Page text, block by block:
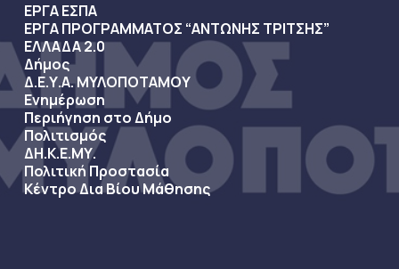
ΕΡΓΑ ΕΣΠΑ
ΕΡΓΑ ΠΡΟΓΡΑΜΜΑΤΟΣ “ΑΝΤΩΝΗΣ ΤΡΙΤΣΗΣ”
ΕΛΛΑΔΑ 2.0
Δήμος
Δ.Ε.Υ.Α. ΜΥΛΟΠΟΤΑΜΟΥ
Ενημέρωση
Περιήγηση στο Δήμο
Πολιτισμός
ΔΗ.Κ.Ε.ΜΥ.
Πολιτική Προστασία
Κέντρο Δια Βίου Μάθησης